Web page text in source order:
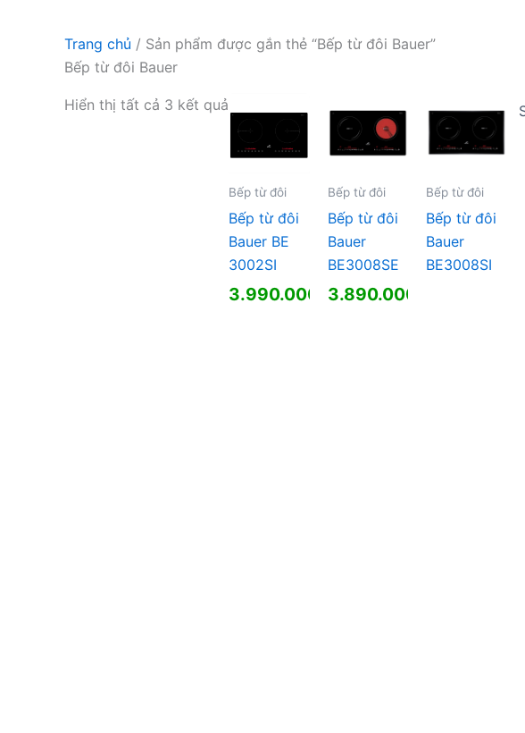
Trang chủ / Sản phẩm được gắn thẻ “Bếp từ đôi Bauer”
Bếp từ đôi Bauer
Hiển thị tất cả 3 kết quả
Bếp từ đôi
Bếp từ đôi
Bauer BE
3002SI
3.990.000 ₫
Bếp từ đôi
Bếp từ đôi
Bauer
BE3008SE
3.890.000
Bếp từ đôi
Bếp từ đôi
Bauer
BE3008SI